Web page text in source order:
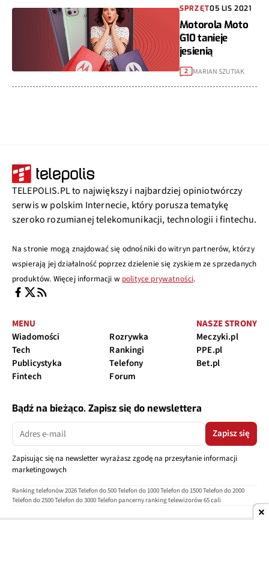
SPRZĘT05 LIS 2021
Motorola Moto
G10 tanieje
jesienią
2 MARIAN SZUTIAK
TELEPOLIS.PL to największy i najbardziej opiniotwórczy
serwis w polskim Internecie, który porusza tematykę
szeroko rozumianej telekomunikacji, technologii i fintechu.
Na stronie mogą znajdować się odnośniki do witryn partnerów, którzy
wspierają jej działalność poprzez dzielenie się zyskiem ze sprzedanych
produktów. Więcej informacji w polityce prywatności.
MENU
Wiadomości
Tech
Publicystyka
Fintech
Rozrywka
Rankingi
Telefony
Forum
NASZE STRONY
Meczyki.pl
PPE.pl
Bet.pl
Bądź na bieżąco. Zapisz się do newslettera
Zapisz się
Zapisując się na newsletter wyrażasz zgodę na przesyłanie informacji
marketingowych
Ranking telefonów 2026Telefon do 500Telefon do 1000Telefon do 1500Telefon do 2000
Telefon do 2500Telefon do 3000Telefon pancerny ranking telewizorów 65 cali